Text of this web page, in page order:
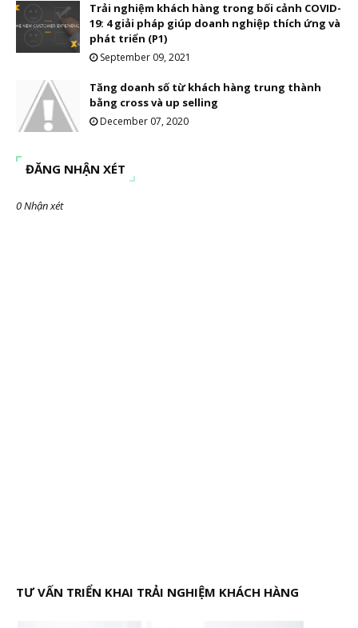
Trải nghiệm khách hàng trong bối cảnh COVID-
19: 4 giải pháp giúp doanh nghiệp thích ứng và
phát triển (P1)
September 09, 2021
Tăng doanh số từ khách hàng trung thành
bằng cross và up selling
December 07, 2020
ĐĂNG NHẬN XÉT
0 Nhận xét
TƯ VẤN TRIỂN KHAI TRẢI NGHIỆM KHÁCH HÀNG